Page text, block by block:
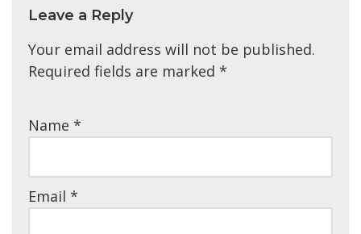
Leave a Reply
Your email address will not be published.
Required fields are marked *
Name *
Email *